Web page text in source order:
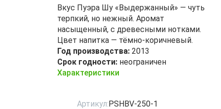
Вкус Пуэра Шу «Выдержанный» — чуть
терпкий, но нежный. Аромат
насыщенный, с древесными нотками.
Цвет напитка — тёмно-коричневый.
Год производства: 2013
Срок годности: неограничен
Характеристики
Артикул:PSHBV-250-1